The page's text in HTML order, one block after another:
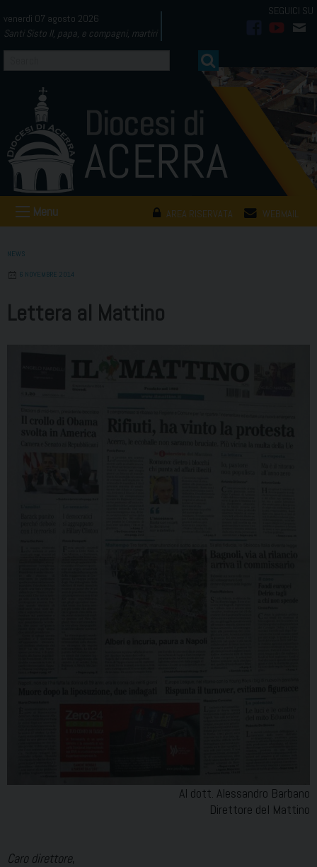
to
content
venerdì 07 agosto 2026
Santi Sisto II, papa, e compagni, martiri
AREA RISERVATA WEBMAIL
Menu
NEWS
6 NOVEMBRE 2014
Lettera al Mattino
Al dott. Alessandro Barbano
Direttore del Mattino
Caro direttore,